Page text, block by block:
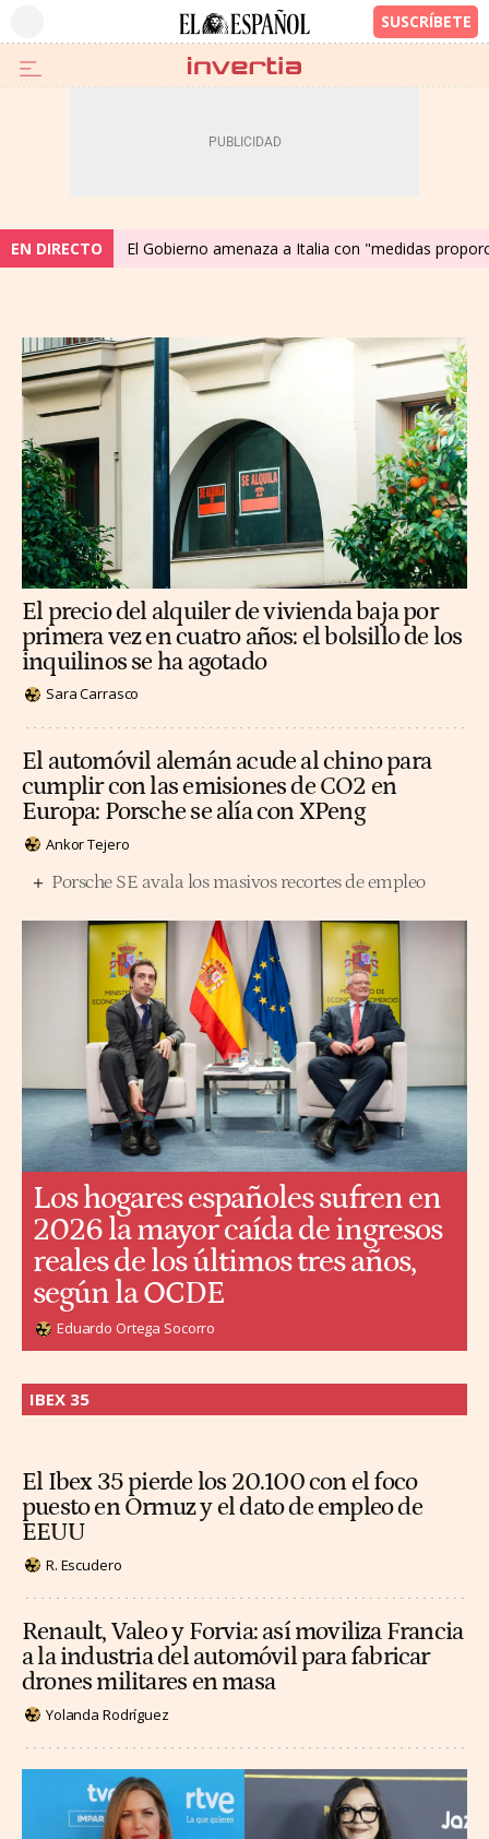
EN DIRECTO El Gobierno amenaza a Italia con "medidas
El precio del alquiler de vivienda baja por
primera vez en cuatro años: el bolsillo de los
inquilinos se ha agotado
Sara Carrasco
El automóvil alemán acude al chino para
cumplir con las emisiones de CO2 en
Europa: Porsche se alía con XPeng
Ankor Tejero
Porsche SE avala los masivos recortes de empleo
Los hogares españoles sufren en
2026 la mayor caída de ingresos
reales de los últimos tres años,
según la OCDE
Eduardo Ortega Socorro
IBEX 35
El Ibex 35 pierde los 20.100 con el foco
puesto en Ormuz y el dato de empleo de
EEUU
R. Escudero
Renault, Valeo y Forvia: así moviliza Francia
a la industria del automóvil para fabricar
drones militares en masa
Yolanda Rodríguez